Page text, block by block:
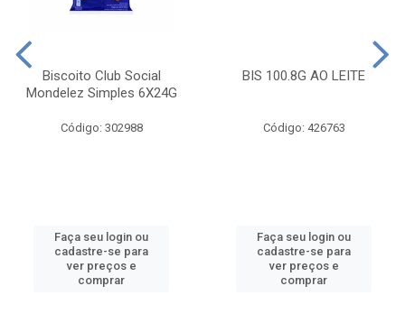
Biscoito Club Social
Mondelez Simples 6X24G
Código: 302988
Faça seu login ou
cadastre-se para
ver preços e
comprar
BIS 100.8G AO LEITE
Código: 426763
Faça seu login ou
cadastre-se para
ver preços e
comprar